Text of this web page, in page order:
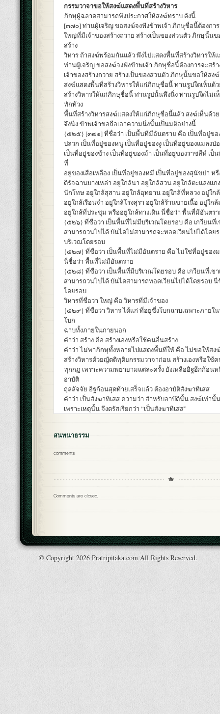
กรรมวาจาขอให้สงฆ์แสดงพื้นที่สร้างวิหาร
ภิกษุผู้ฉลาดสามารถพึงประกาศให้สงฆ์ทราบ ดังนี้
[๓๗๐] ท่านผู้เจริญ ขอสงฆ์จงฟังข้าพเจ้า ภิกษุชื่อนี้ต้องการ
ใหญ่ที่มีเจ้าของสร้างถวาย สร้างเป็นของส่วนตัว ภิกษุนั้น
สร้าง
วิหาร ถ้าสงฆ์พร้อมกันแล้ว พึงไปแสดงพื้นที่สร้างวิหารใ
ท่านผู้เจริญ ขอสงฆ์จงฟังข้าพเจ้า ภิกษุชื่อนี้ต้องการจะสร้
เจ้าของสร้างถวาย สร้างเป็นของส่วนตัว ภิกษุนั้นขอให้สง
สงฆ์แสดงพื้นที่สร้างวิหารให้แก่ภิกษุชื่อนี้ ท่านรูปใดเห็นด้
สร้างวิหารให้แก่ภิกษุชื่อนี้ ท่านรูปนั้นพึงนิ่ง ท่านรูปใดไม่
ทักท้วง
พื้นที่สร้างวิหารสงฆ์แสดงให้แก่ภิกษุชื่อนี้แล้ว สงฆ์เห็นด้ว
จึงนิ่ง ข้าพเจ้าขอถือเอาความนิ่งนั้นเป็นมติอย่างนี้
{๕๒๕} [๓๗๑] ที่ชื่อว่า เป็นพื้นที่มีอันตราย คือ เป็นที่อยู่ขอ
ปลวก เป็นที่อยู่ของหนู เป็นที่อยู่ของงู เป็นที่อยู่ของแมลงป่
เป็นที่อยู่ของช้าง เป็นที่อยู่ของม้า เป็นที่อยู่ของราชสีห์ เป็น
ที่
อยู่ของเสือเหลือง เป็นที่อยู่ของหมี เป็นที่อยู่ของสุนัขป่า ห
ดิรัจฉานบางเหล่า อยู่ใกล้นา อยู่ใกล้สวน อยู่ใกล้ตะแลงแ
นักโทษ อยู่ใกล้สุสาน อยู่ใกล้อุทยาน อยู่ใกล้ที่หลวง อยู่ใกล้
อยู่ใกล้เรือนจำ อยู่ใกล้โรงสุรา อยู่ใกล้ร้านขายเนื้อ อยู่ใก
อยู่ใกล้ที่ประชุม หรืออยู่ใกล้ทางเดิน นี่ชื่อว่า พื้นที่มีอันตร
{๕๒๖} ที่ชื่อว่า เป็นพื้นที่ไม่มีบริเวณโดยรอบ คือ เกวียนที่
สามารถวนไปได้ บันไดไม่สามารถจะทอดเวียนไปได้โด
บริเวณโดยรอบ
{๕๒๗} ที่ชื่อว่า เป็นพื้นที่ไม่มีอันตราย คือ ไม่ใช่ที่อยู่ของม
นี่ชื่อว่า พื้นที่ไม่มีอันตราย
{๕๒๘} ที่ชื่อว่า เป็นพื้นที่มีบริเวณโดยรอบ คือ เกวียนที่เข
สามารถวนไปได้ บันไดสามารถทอดเวียนไปได้โดยรอบ
โดยรอบ
วิหารที่ชื่อว่า ใหญ่ คือ วิหารที่มีเจ้าของ
{๕๒๙} ที่ชื่อว่า วิหาร ได้แก่ ที่อยู่ซึ่งโบกฉาบเฉพาะภายใ
โบก
ฉาบทั้งภายในภายนอก
คำว่า สร้าง คือ สร้างเองหรือใช้คนอื่นสร้าง
คำว่า ไม่พาภิกษุทั้งหลายไปแสดงพื้นที่ให้ คือ ไม่ขอให้สง
สร้างวิหารด้วยญัตติทุติยกรรมวาจาก่อน สร้างเองหรือใช้
ทุกกฏ เพราะความพยายามแต่ละครั้ง ยังเหลืออิฐอีกก้อนห
อาบัติ
ถุลลัจจัย อิฐก้อนสุดท้ายเสร็จแล้ว ต้องอาบัติสังฆาทิเสส
คำว่า เป็นสังฆาทิเสส ความว่า สำหรับอาบัตินั้น สงฆ์เท่านั้
เพราะเหตุนั้น จึงตรัสเรียกว่า “เป็นสังฆาทิเสส”
สนทนาธรรม
comments
Comments are closed.
© Copyright 2026 Pratripitaka.com All Rights Reserved.